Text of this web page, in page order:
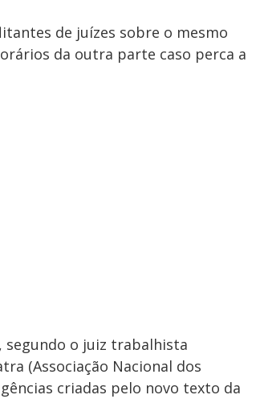
de juízes sobre o mesmo
da outra parte caso perca a
segundo o juiz trabalhista
(Associação Nacional dos
criadas pelo novo texto da